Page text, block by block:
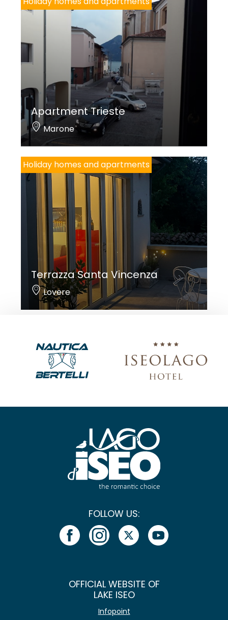
Apartment Trieste
Marone
Holiday homes and apartments
Terrazza Santa Vincenza
Lovere
FOLLOW US:
OFFICIAL WEBSITE OF
LAKE ISEO
Infopoint